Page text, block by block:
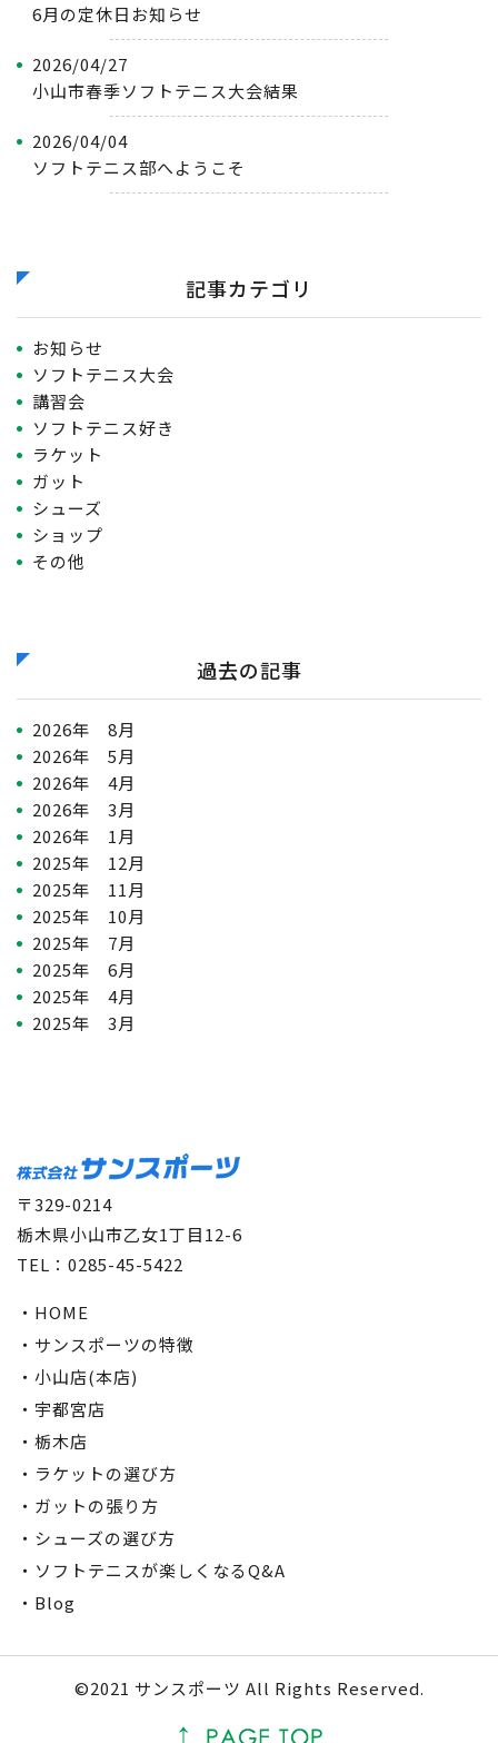
6月の定休日お知らせ
2026/04/27
小山市春季ソフトテニス大会結果
2026/04/04
ソフトテニス部へようこそ
記事カテゴリ
お知らせ
ソフトテニス大会
講習会
ソフトテニス好き
ラケット
ガット
シューズ
ショップ
その他
過去の記事
2026年 8月
2026年 5月
2026年 4月
2026年 3月
2026年 1月
2025年 12月
2025年 11月
2025年 10月
2025年 7月
2025年 6月
2025年 4月
2025年 3月
〒329-0214
栃木県小山市乙女1丁目12-6
TEL：0285-45-5422
・HOME
・サンスポーツの特徴
・小山店(本店)
・宇都宮店
・栃木店
・ラケットの選び方
・ガットの張り方
・シューズの選び方
・ソフトテニスが楽しくなるQ&A
・Blog
©2021 サンスポーツ All Rights Reserved.